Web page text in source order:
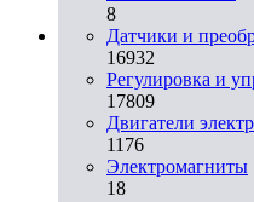
8
Датчики и
16932
Регулировка и
17809
Двигатели
1176
Электромагниты
18